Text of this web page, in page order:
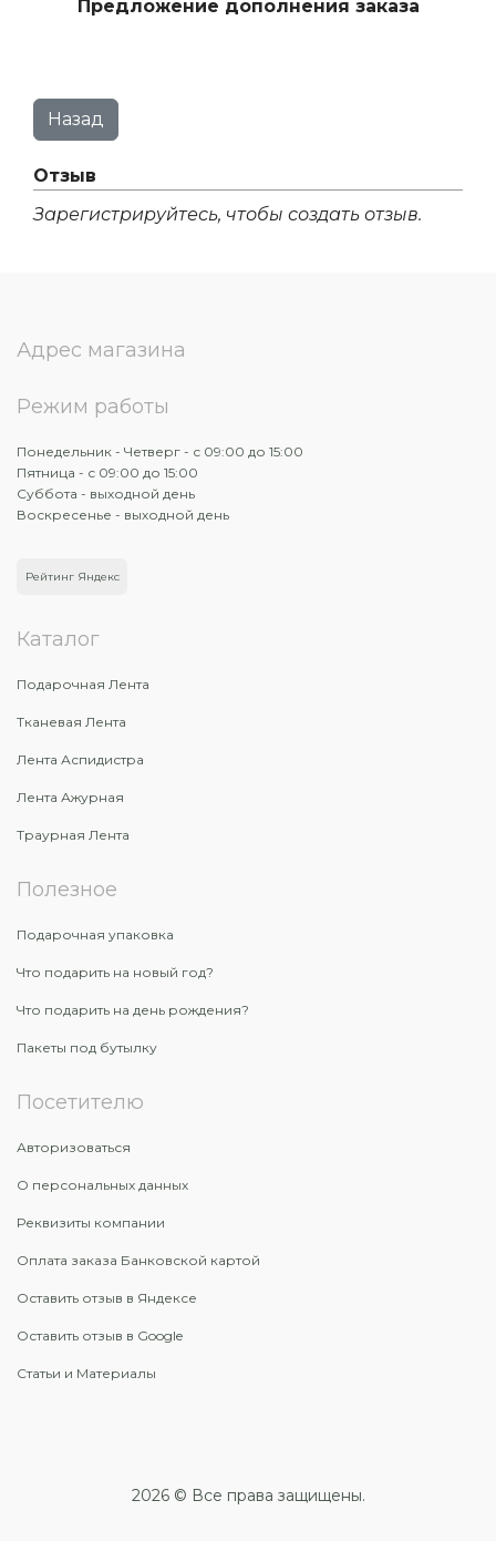
Предложение дополнения заказа
Отзыв
Зарегистрируйтесь, чтобы создать отзыв.
Адрес магазина
Режим работы
Понедельник - Четверг - с 09:00 до 15:00
Пятница - с 09:00 до 15:00
Суббота - выходной день
Воскресенье - выходной день
Рейтинг Яндекс
Каталог
Подарочная Лента
Тканевая Лента
Лента Аспидистра
Лента Ажурная
Траурная Лента
Полезное
Подарочная упаковка
Что подарить на новый год?
Что подарить на день рождения?
Пакеты под бутылку
Посетителю
Авторизоваться
О персональных данных
Реквизиты компании
Оплата заказа Банковской картой
Оставить отзыв в Яндексе
Оставить отзыв в Google
Статьи и Материалы
2026 © Все права защищены.